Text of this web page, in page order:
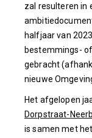
zal resulteren in
halfjaar van
bestemmings-
gebracht
nieuwe
Het afgelopen
Dorpstraat-
is samen met